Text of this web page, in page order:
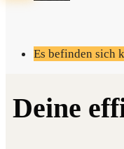
Es befinden sich